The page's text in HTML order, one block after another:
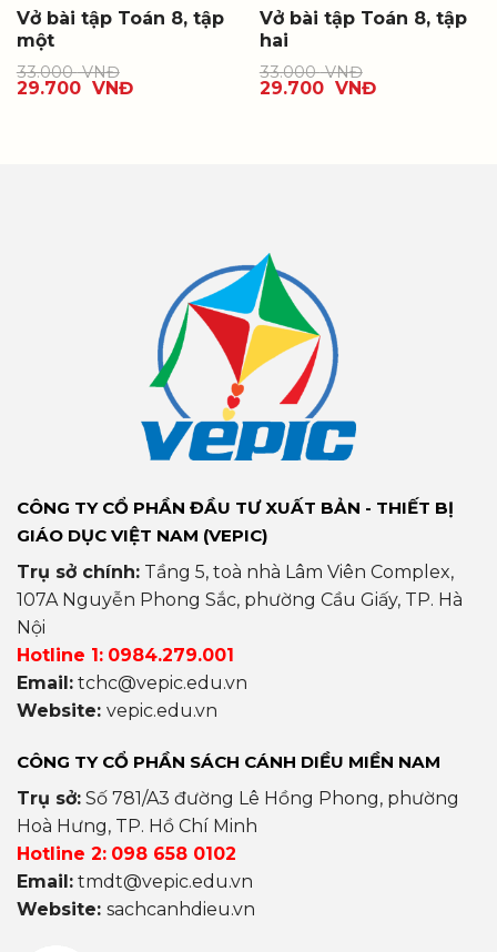
Vở bài tập Toán 8, tập
một
33.000VNĐ
29.700 VNĐ
Vở bài tập Toán 8, tập
hai
33.000VNĐ
29.700 VNĐ
CÔNG TY CỔ PHẦN ĐẦU TƯ XUẤT BẢN - THIẾT BỊ
GIÁO DỤC VIỆT NAM (VEPIC)
Trụ sở chính: Tầng 5, toà nhà Lâm Viên Complex,
107A Nguyễn Phong Sắc, phường Cầu Giấy, TP. Hà
Nội
Hotline 1: 0984.279.001
Email: tchc@vepic.edu.vn
Website: vepic.edu.vn
CÔNG TY CỔ PHẦN SÁCH CÁNH DIỀU MIỀN NAM
Trụ sở: Số 781/A3 đường Lê Hồng Phong, phường
Hoà Hưng, TP. Hồ Chí Minh
Hotline 2: 098 658 0102
Email: tmdt@vepic.edu.vn
Website: sachcanhdieu.vn